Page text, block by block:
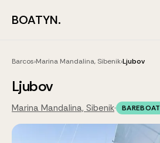
BOATYN.
Barcos›Marina Mandalina, Sibenik›Ljubov
Ljubov
Marina Mandalina, Sibenik· BAREBOAT